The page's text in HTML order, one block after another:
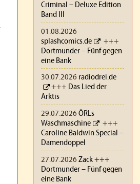
Criminal – Deluxe Edition
Band III
01.08.2026
splashcomics.de
+++
Dortmunder – Fünf gegen
eine Bank
30.07.2026 radiodrei.de
+++ Das Lied der
Arktis
29.07.2026 ÖRLs
Waschmaschine
+++
Caroline Baldwin Special –
Damendoppel
27.07.2026 Zack+++
Dortmunder – Fünf gegen
eine Bank